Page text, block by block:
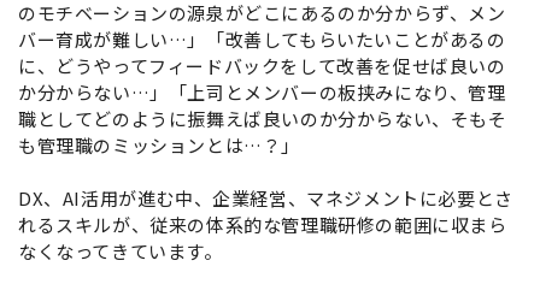
のモチベーションの源泉がどこにあるのか分からず、メン
バー育成が難しい…」「改善してもらいたいことがあるの
に、どうやってフィードバックをして改善を促せば良いの
か分からない…」「上司とメンバーの板挟みになり、管理
職としてどのように振舞えば良いのか分からない、そもそ
も管理職のミッションとは…？」
DX、AI活用が進む中、企業経営、マネジメントに必要とさ
れるスキルが、従来の体系的な管理職研修の範囲に収まら
なくなってきています。